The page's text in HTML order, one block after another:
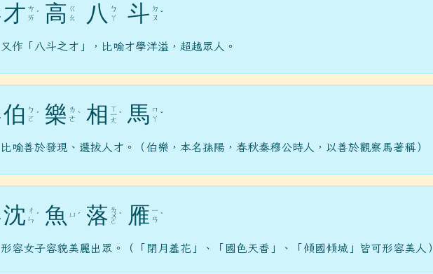
才 ㄘ
ㄞ ˊ 高 ㄍ
ㄠ
八
ㄅ
ㄚ
斗 ㄉ
ㄡ ˇ
又作「八斗之才」，比喻才學洋溢，超越眾人。
伯 ㄅ
ㄛ ˊ 樂 ㄌ
ㄜ ˋ 相 ㄒ
ㄧ
ㄤ
ˋ 馬 ㄇ
ㄚ ˇ
比喻善於發現、選拔人才。（伯樂，本名孫陽，春秋秦穆公時人，以善於觀察馬著稱）
沈 ㄔ
ㄣ ˊ 魚 ㄩ ˊ 落 ㄌ
ㄨ
ㄛ
ˋ 雁 ㄧ
ㄢ ˋ
形容女子容貌美麗出眾。（「閉月羞花」、「國色天香」、「傾國傾城」皆可形容美人）